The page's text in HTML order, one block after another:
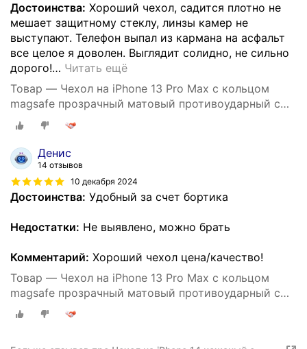
Достоинства: Хороший чехол, садится плотно не
мешает защитному стеклу, линзы камер не
выступают. Телефон выпал из кармана на асфальт
все целое я доволен. Выглядит солидно, не сильно
дорого!… Читать ещё
Товар — Чехол на iPhone 13 Pro Max с кольцом
magsafe прозрачный матовый противоударный с
защитой камеры
Денис
14 отзывов
10 декабря 2024
Достоинства: Удобный за счет бортика
Недостатки: Не выявлено, можно брать
Комментарий: Хороший чехол цена/качество!
Товар — Чехол на iPhone 13 Pro Max с кольцом
magsafe прозрачный матовый противоударный с
защитой камеры